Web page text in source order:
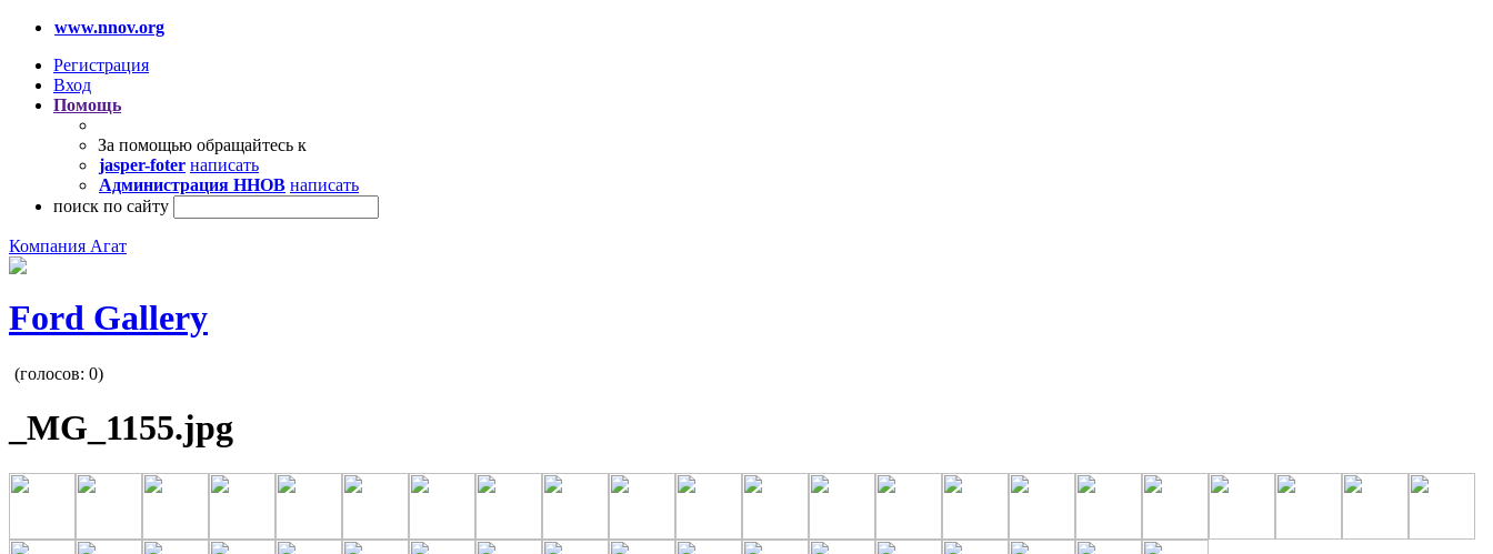
www.nnov.org
Регистрация
Вход
Помощь
За помощью обращайтесь к
jasper-foter написать
Администрация ННОВ написать
поиск по сайту
Компания Агат
Ford Gallery
(голосов: 0)
_MG_1155.jpg